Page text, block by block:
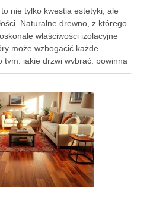
nie tylko kwestia estetyki, ale
Naturalne drewno, z którego
właściwości izolacyjne
może wzbogacić każde
tym, jakie drzwi wybrać, powinna
uwzględniając gatunek drewna,